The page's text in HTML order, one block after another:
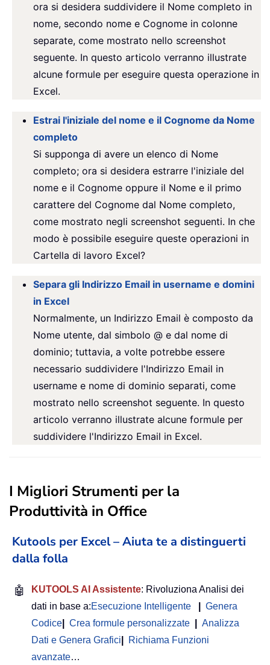
ora si desidera suddividere il Nome completo in
nome, secondo nome e Cognome in colonne
separate, come mostrato nello screenshot
seguente. In questo articolo verranno illustrate
alcune formule per eseguire questa operazione in
Excel.
Estrai l'iniziale del nome e il Cognome da Nome
completo
Si supponga di avere un elenco di Nome
completo; ora si desidera estrarre l'iniziale del
nome e il Cognome oppure il Nome e il primo
carattere del Cognome dal Nome completo,
come mostrato negli screenshot seguenti. In che
modo è possibile eseguire queste operazioni in
Cartella di lavoro Excel?
Separa gli Indirizzo Email in username e domini
in Excel
Normalmente, un Indirizzo Email è composto da
Nome utente, dal simbolo @ e dal nome di
dominio; tuttavia, a volte potrebbe essere
necessario suddividere l'Indirizzo Email in
username e nome di dominio separati, come
mostrato nello screenshot seguente. In questo
articolo verranno illustrate alcune formule per
suddividere l'Indirizzo Email in Excel.
I Migliori Strumenti per la
Produttività in Office
Kutools per Excel – Aiuta te a distinguerti
dalla folla
🤖 KUTOOLS AI Assistente: Rivoluziona Analisi dei
dati in base a:Esecuzione Intelligente
Genera
Codice
Crea formule personalizzate
Analizza
Dati e Genera Grafici
Richiama Funzioni
avanzate…